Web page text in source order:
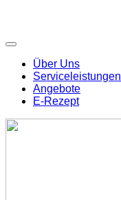
Über Uns
Serviceleistungen
Angebote
E-Rezept